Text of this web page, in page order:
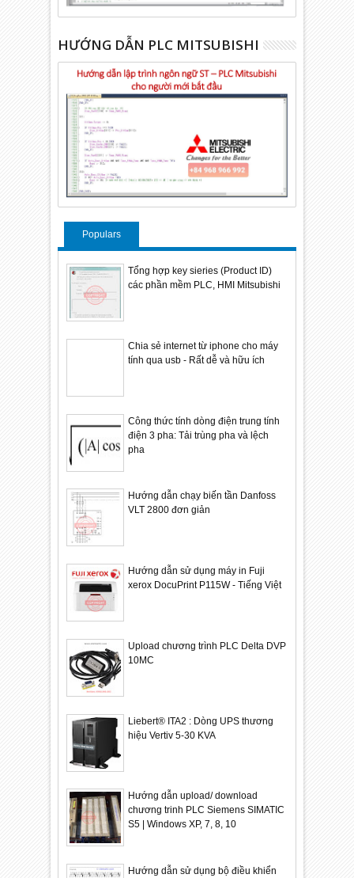
HƯỚNG DẪN PLC MITSUBISHI
Populars
Tổng hợp key sieries (Product ID)
các phần mềm PLC, HMI Mitsubishi
Chia sẻ internet từ iphone cho máy
tính qua usb - Rất dễ và hữu ích
Công thức tính dòng điện trung tính
điện 3 pha: Tải trùng pha và lệch
pha
Hướng dẫn chạy biến tần Danfoss
VLT 2800 đơn giản
Hướng dẫn sử dụng máy in Fuji
xerox DocuPrint P115W - Tiếng Việt
Upload chương trình PLC Delta DVP
10MC
Liebert® ITA2 : Dòng UPS thương
hiệu Vertiv 5-30 KVA
Hướng dẫn upload/ download
chương trinh PLC Siemens SIMATIC
S5 | Windows XP, 7, 8, 10
Hướng dẫn sử dụng bộ điều khiển